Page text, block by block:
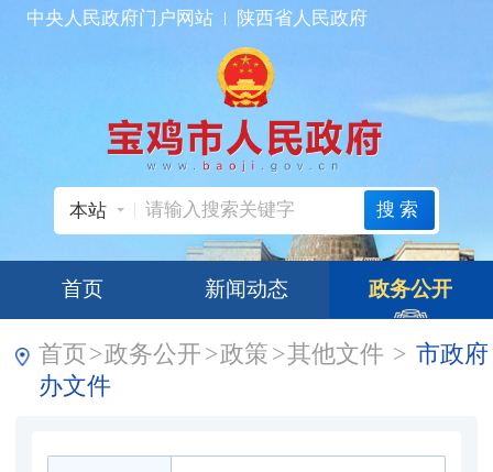
中央人民政府门户网站 陕西省人民政府
本站 搜索
首页 新闻动态 政务公开
首页>政务公开 >政策 >其他文件 > 市政府
办文件